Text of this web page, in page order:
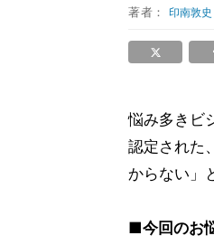
著者：印南敦史
悩み多きビ
認定された
からない」
■今回のお